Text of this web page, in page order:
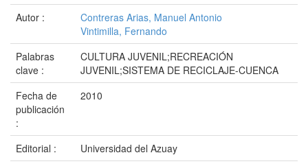
Autor :
Contreras Arias, Manuel Antonio
Vintimilla, Fernando
Palabras
clave :
CULTURA JUVENIL;RECREACIÓN
JUVENIL;SISTEMA DE RECICLAJE-CUENCA
Fecha de
publicación
:
2010
Editorial :
Universidad del Azuay